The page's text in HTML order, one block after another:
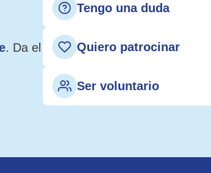
. Da el
Tengo una duda
Quiero patrocinar
Ser voluntario